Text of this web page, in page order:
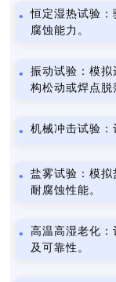
恒定湿热试验
腐蚀能力。
振动试验：模
构松动或焊点脱
机械冲击试验：
盐雾试验：模
耐腐蚀性能。
高温高湿老化
及可靠性。